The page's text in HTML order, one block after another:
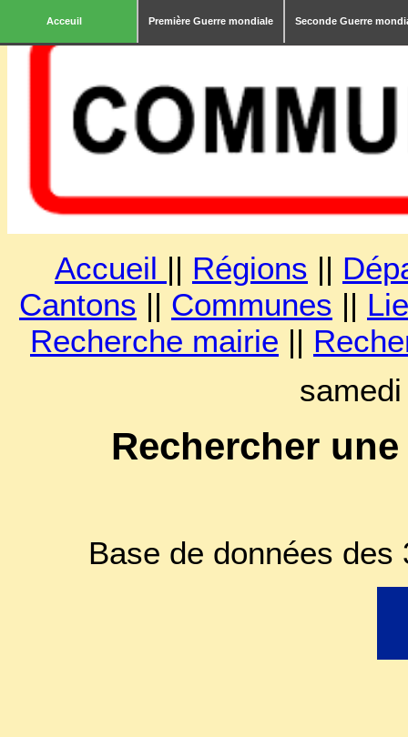
Acceuil Première Guerre mondiale Seconde Guerre
Accueil || Régions ||
Cantons || Communes ||
Recherche mairie ||
Rechercher
Base de données